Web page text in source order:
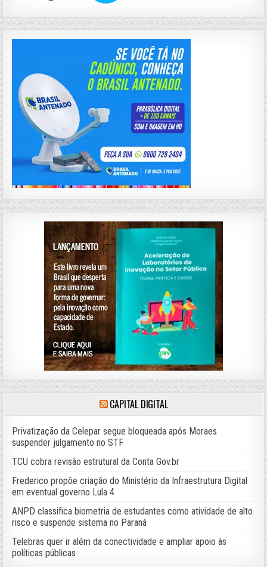
CAPITAL DIGITAL
Privatização da Celepar segue bloqueada após Moraes
suspender julgamento no STF
TCU cobra revisão estrutural da Conta Gov.br
Frederico propõe criação do Ministério da Infraestrutura Digital
em eventual governo Lula 4
ANPD classifica biometria de estudantes como atividade de alto
risco e suspende sistema no Paraná
Telebras quer ir além da conectividade e ampliar apoio às
políticas públicas